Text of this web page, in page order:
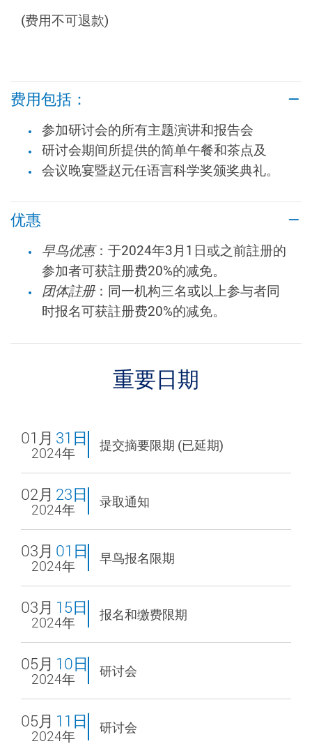
(费用不可退款)
费用包括：
参加研讨会的所有主题演讲和报告会
研讨会期间所提供的简单午餐和茶点及
会议晚宴暨赵元任语言科学奖颁奖典礼。
优惠
早鸟优惠：于2024年3月1日或之前註册的
参加者可获註册费20%的减免。
团体註册：同一机构三名或以上参与者同
时报名可获註册费20%的减免。
重要日期
01月 31日
2024年 提交摘要限期 (已延期)
02月 23日
2024年 录取通知
03月 01日
2024年 早鸟报名限期
03月 15日
2024年 报名和缴费限期
05月 10日
2024年 研讨会
05月 11日
2024年 研讨会